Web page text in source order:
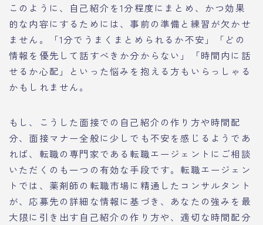
このように、自己紹介を1分程度にまとめ、かつ効果
的な内容にするためには、事前の準備と練習が欠かせ
ません。「1分でうまくまとめられるか不安」「どの
情報を優先して話すべきか分からない」「時間内に話
せるか心配」といった悩みを抱える方もいらっしゃる
かもしれません。
もし、こうした面接での自己紹介の作り方や時間配
分、面接マナー全般に少しでも不安を感じるようであ
れば、転職の専門家である転職エージェントにご相談
いただくのも一つの有効な手段です。転職エージェン
トでは、薬剤師の転職市場に精通したコンサルタント
が、応募先の詳細な情報に基づき、あなたの強みを最
大限に引き出す自己紹介の作り方や、適切な時間配分